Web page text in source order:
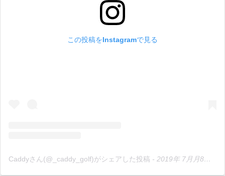
この投稿をInstagramで見る
Caddyさん(@_caddy_golf)がシェアした投稿 - 2019年 7月月8日午後6時37分PDT